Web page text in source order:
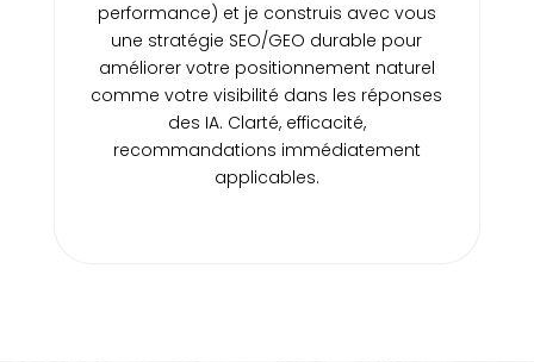
performance) et je construis avec vous
une stratégie SEO/GEO durable pour
améliorer votre positionnement naturel
comme votre visibilité dans les réponses
des IA. Clarté, efficacité,
recommandations immédiatement
applicables.